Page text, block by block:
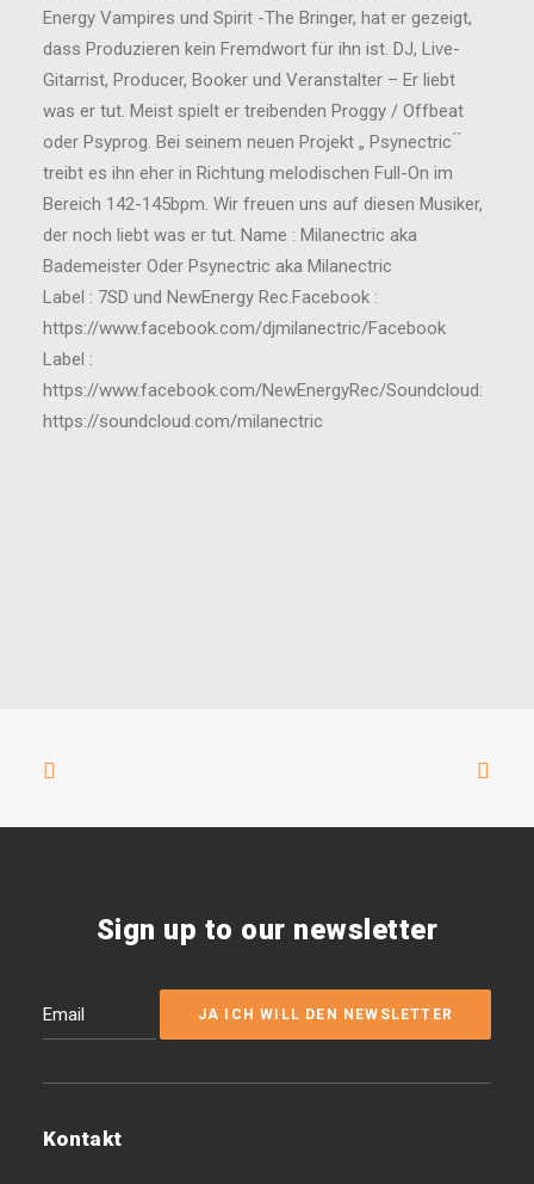
Energy Vampires und Spirit -The Bringer, hat er gezeigt,
dass Produzieren kein Fremdwort für ihn ist. DJ, Live-
Gitarrist, Producer, Booker und Veranstalter – Er liebt
was er tut. Meist spielt er treibenden Proggy / Offbeat
oder Psyprog. Bei seinem neuen Projekt „ Psynectric ́ ́
treibt es ihn eher in Richtung melodischen Full-On im
Bereich 142-145bpm. Wir freuen uns auf diesen Musiker,
der noch liebt was er tut. Name : Milanectric aka
Bademeister Oder Psynectric aka Milanectric
Label : 7SD und NewEnergy Rec.Facebook :
https://www.facebook.com/djmilanectric/Facebook
Label :
https://www.facebook.com/NewEnergyRec/Soundcloud:
https://soundcloud.com/milanectric
Sign up to our newsletter
Kontakt